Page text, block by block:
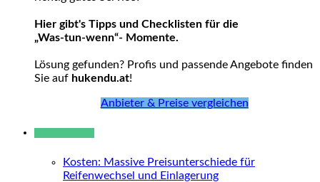
Hier gibt's Tipps und Checklisten für die
„Was-tun-wenn“- Momente.
Lösung gefunden? Profis und passende Angebote finden
Sie auf hukendu.at!
Anbieter & Preise vergleichen
Kosten: Massive Preisunterschiede für
Reifenwechsel und Einlagerung